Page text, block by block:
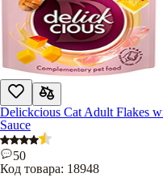
Delickcious Cat Adult Flakes
Sauce
50
Код товара: 18948